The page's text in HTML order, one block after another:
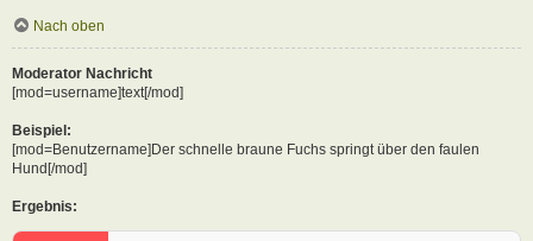
Nach oben
Moderator Nachricht
[mod=username]text[/mod]
Beispiel:
[mod=Benutzername]Der schnelle braune Fuchs springt über den faulen
Hund[/mod]
Ergebnis: